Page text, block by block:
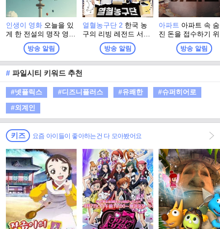
인생이 영화 오늘을 있
게 한 전설의 명작 영화
부터, 새로운 시대의 O
TT 히트작까지, 우리가
사랑했던 콘텐츠의 과
거와 현재를 넘나들며,
지금 우리 앞에 펼쳐진
변화의 순간을 함께 돌
아보는 프로그램
방송 알림
열혈농구단 2 한국 농
구의 리빙 레전드 서장
훈이 직접 선택한 연예
계 최강 농구팀 ‘라이징
이글스’! 아시아 제패에
‘전국 최강전’을 펼치며
국내 정상에 도전한다.
비상이 시작된다.
방송 알림
아파트 아파트 속
진 돈을 접수하기
입대의회장 선거에
마한 오아시스파 전
보스 박해강이 주민
방송 알림
# 파일시티 키워드 추천
#넷플릭스 #디즈니플러스 #유쾌한
#슈퍼히어로
#외계인
키즈 요즘 아이들이 좋아하는건 다 모아봤어요